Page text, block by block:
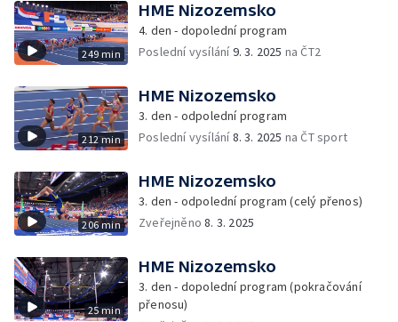
249 min
HME Nizozemsko
4. den - dopolední program
Poslední vysílání9. 3. 2025 na ČT2
212 min
HME Nizozemsko
3. den - odpolední program
Poslední vysílání8. 3. 2025 na ČT sport
206 min
HME Nizozemsko
3. den - odpolední program (celý přenos)
Zveřejněno8. 3. 2025
25 min
HME Nizozemsko
3. den - dopolední program (pokračování
přenosu)